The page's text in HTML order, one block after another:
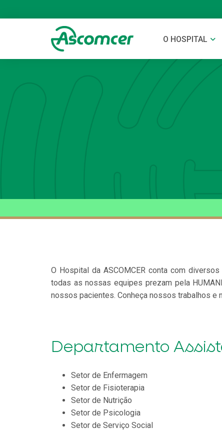
O HOSPITAL
O Hospital da ASCOMCER conta com
todas as nossas equipes prezam pela
nossos pacientes. Conheça nossos trabalhos
Departamento
Setor de Enfermagem
Setor de Fisioterapia
Setor de Nutrição
Setor de Psicologia
Setor de Serviço Social